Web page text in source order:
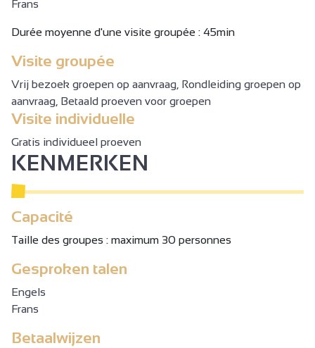
Frans
Durée moyenne d'une visite groupée : 45min
Visite groupée
Vrij bezoek groepen op aanvraag, Rondleiding groepen op
aanvraag, Betaald proeven voor groepen
Visite individuelle
Gratis individueel proeven
KENMERKEN
Capacité
Taille des groupes : maximum 30 personnes
Gesproken talen
Engels
Frans
Betaalwijzen